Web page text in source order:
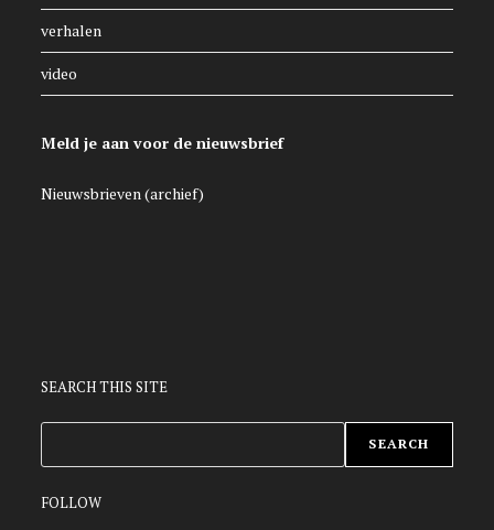
verhalen
video
Meld je aan voor de nieuwsbrief
Nieuwsbrieven (archief)
SEARCH THIS SITE
SEARCH
FOLLOW